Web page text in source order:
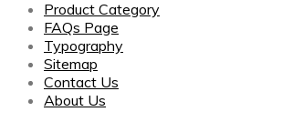
Product Category
FAQs Page
Typography
Sitemap
Contact Us
About Us